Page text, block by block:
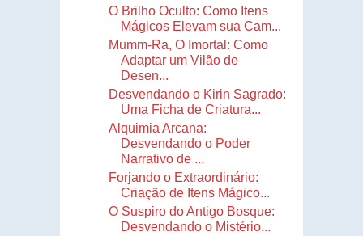
O Brilho Oculto: Como Itens
Mágicos Elevam sua Cam...
Mumm-Ra, O Imortal: Como
Adaptar um Vilão de
Desen...
Desvendando o Kirin Sagrado:
Uma Ficha de Criatura...
Alquimia Arcana:
Desvendando o Poder
Narrativo de ...
Forjando o Extraordinário:
Criação de Itens Mágico...
O Suspiro do Antigo Bosque:
Desvendando o Mistério...